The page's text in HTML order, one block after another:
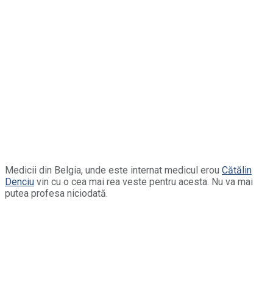
Medicii din Belgia, unde este internat medicul erou Cătălin
Denciu vin cu o cea mai rea veste pentru acesta. Nu va mai
putea profesa niciodată.